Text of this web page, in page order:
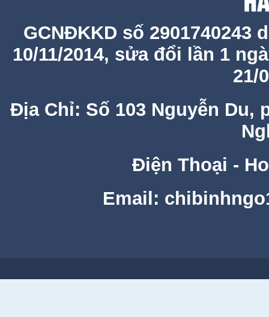
GCNĐKKD số 2901740243
10/11/2014, sửa đổi lần 1
21/
Địa Chỉ: Số 103 Nguyễn Du,
Điện Thoại -
Email: